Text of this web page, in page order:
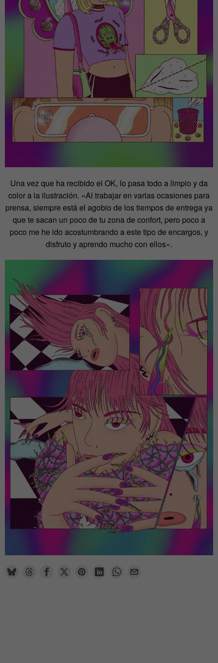
Una vez que ha recibido el OK, lo pasa todo a limpio y da
color a la ilustración. «Al trabajar en varias ocasiones para
prensa, siempre está el agobio de los tiempos de entrega ya
que te sacan un poco de tu zona de confort, pero poco a
poco me he ido acostumbrando a este tipo de encargos, y
disfruto y aprendo mucho con ellos».